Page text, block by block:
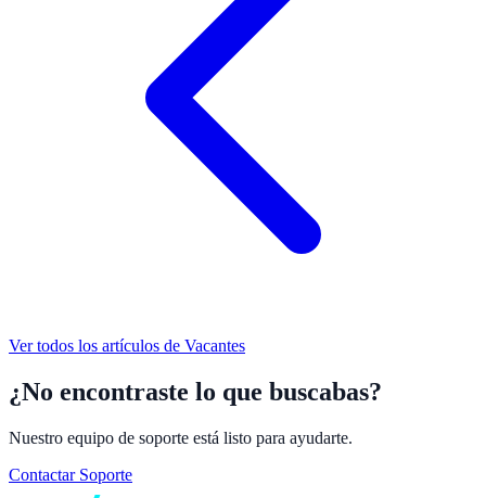
Ver todos los artículos de Vacantes
¿No encontraste lo que buscabas?
Nuestro equipo de soporte está listo para ayudarte.
Contactar Soporte